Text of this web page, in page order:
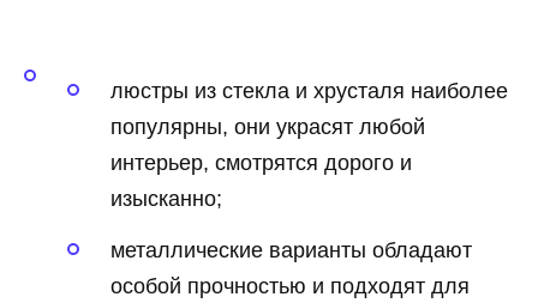
люстры из стекла и хрусталя наиболее
популярны, они украсят любой
интерьер, смотрятся дорого и
изысканно;
металлические варианты обладают
особой прочностью и подходят для